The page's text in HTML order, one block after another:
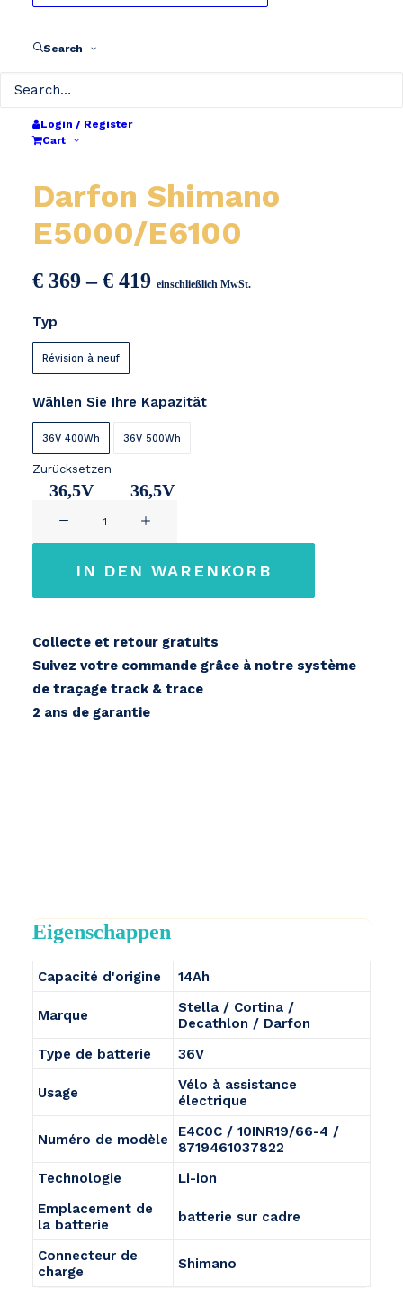
Search
Login / Register
Cart
Darfon Shimano
E5000/E6100
€ 369 –€ 419Preisspanne:
einschließlich MwSt.
Typ
Révision à neuf
Wählen Sie Ihre Kapazität
36V 400Wh
36,5V
36V 500Wh
36,5V
Zurücksetzen
IN DEN WARENKORB
Collecte et retour gratuits
Suivez votre commande grâce à notre système
de traçage track & trace
2 ans de garantie
Eigenschappen
Capacité d'origine 14Ah
Marque
Stella / Cortina /
Decathlon / Darfon
Type de batterie
36V
Usage
Vélo à assistance
électrique
Numéro de modèle
E4C0C / 10INR19/66-4 /
8719461037822
Technologie
Li-ion
Emplacement de
la batterie
batterie sur cadre
Connecteur de
charge
Shimano